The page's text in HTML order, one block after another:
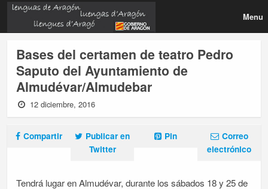
Menu
Bases del certamen de teatro Pedro
Saputo del Ayuntamiento de
Almudévar/Almudebar
12 diciembre, 2016
Compartir
Publicar en
Twitter
Pin
Correo
electrónico
Tendrá lugar en Almudévar, durante los sábados 18 y 25 de